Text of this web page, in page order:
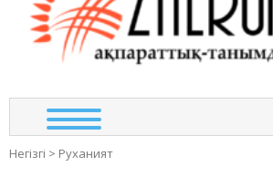
Негізгі > Руханият